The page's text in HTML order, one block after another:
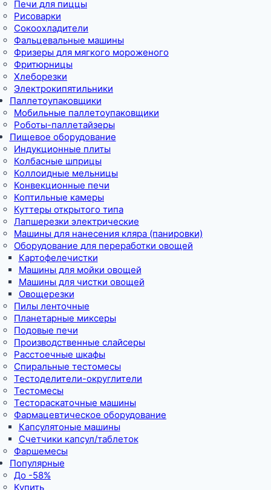
Печи для пиццы
Рисоварки
Сокоохладители
Фальцевальные машины
Фризеры для мягкого мороженого
Фритюрницы
Хлеборезки
Электрокипятильники
Паллетоупаковщики
Мобильные паллетоупаковщики
Роботы-паллетайзеры
Пищевое оборудование
Индукционные плиты
Колбасные шприцы
Коллоидные мельницы
Конвекционные печи
Коптильные камеры
Куттеры открытого типа
Лапшерезки электрические
Машины для нанесения кляра (панировки)
Оборудование для переработки овощей
Картофелечистки
Машины для мойки овощей
Машины для чистки овощей
Овощерезки
Пилы ленточные
Планетарные миксеры
Подовые печи
Производственные слайсеры
Расстоечные шкафы
Спиральные тестомесы
Тестоделители-округлители
Тестомесы
Тестораскаточные машины
Фармацевтическое оборудование
Капсулятоные машины
Счетчики капсул/таблеток
Фаршемесы
Популярные
До -58%
Купить